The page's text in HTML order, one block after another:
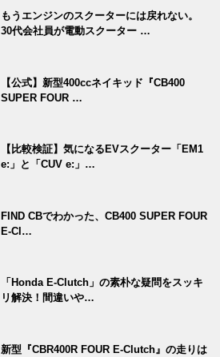
もうエンジンのスクーターには戻れない。
30代会社員が電動スクーター …
【公式】新型400ccネイキッド『CB400
SUPER FOUR …
【比較検証】気になるEVスクーター「EM1
e:」と「CUV e:」…
FIND CBでわかった、CB400 SUPER FOUR
E-Cl…
「Honda E-Clutch」の素朴な疑問をスッキ
リ解決！間違いや…
新型『CBR400R FOUR E-Clutch』の走りは